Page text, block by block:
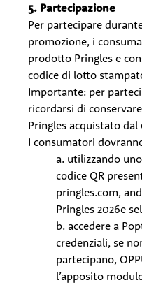
5. Partecipazione
Per partecipare
promozione, i
prodotto Pringles e
codice di lotto
Importante: per
ricordarsi di
Pringles acquistato
I consumatori
a. utilizzando
codice QR
pringles.com,
Pringles 2026e
b. accedere a
credenziali, se
partecipano,
l’apposito